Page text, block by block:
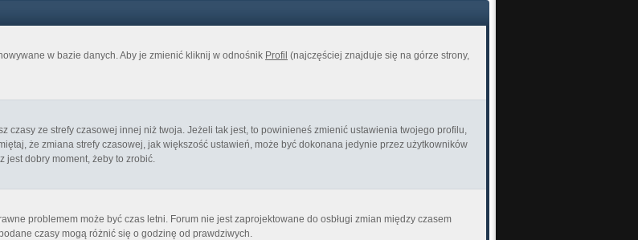
w bazie danych. Aby je zmienić kliknij w odnośnik Profil (najczęściej znajduje się na górze strony,
czasy ze strefy czasowej innej niż twoja. Jeżeli tak jest, to powinieneś zmienić ustawienia twojego profilu,
że zmiana strefy czasowej, jak większość ustawień, może być dokonana jedynie przez użytkowników
jest dobry moment, żeby to zrobić.
problemem może być czas letni. Forum nie jest zaprojektowane do osbługi zmian między czasem
czasy mogą różnić się o godzinę od prawdziwych.